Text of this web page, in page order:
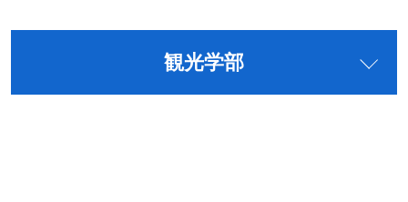
観光学部